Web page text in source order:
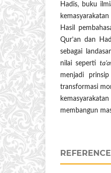
Hadis, buku
Hasil
Qur’an dan
sebagai
nilai seperti
menjadi
transformasi
membangun